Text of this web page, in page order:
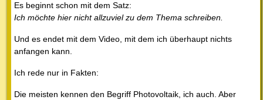
Es beginnt schon mit dem Satz:
Ich möchte hier nicht allzuviel zu dem Thema schreiben.
Und es endet mit dem Video, mit dem ich überhaupt nichts
anfangen kann.
Ich rede nur in Fakten:
Die meisten kennen den Begriff Photovoltaik, ich auch. Aber